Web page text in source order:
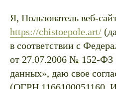
Я, Пользователь веб-
https://chistoepole.art/
в соответствии с
от 27.07.2006 № 152-ФЗ
данных», даю свое